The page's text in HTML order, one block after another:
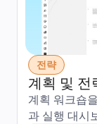
전략
계획 및 전
계획 워크숍
과 실행 대시